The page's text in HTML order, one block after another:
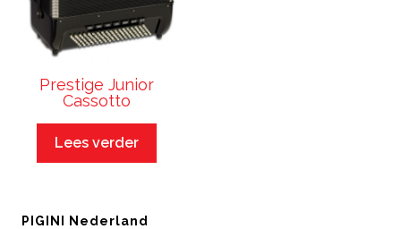
Prestige Junior
Cassotto
Lees verder
PIGINI Nederland